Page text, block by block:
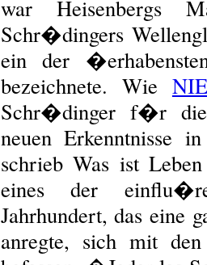
war Heisenbergs
Schr�dingers
ein der
bezeichnete. Wie
Schr�dinger f�r die
neuen Erkenntnisse
schrieb Was ist
eines der
Jahrhundert, das eine
anregte, sich mit